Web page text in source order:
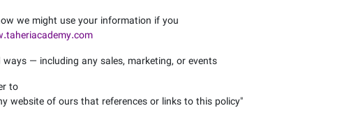
we might use your information if you:
― including any sales, marketing, or events
to:
"
website of ours that references or links to this policy